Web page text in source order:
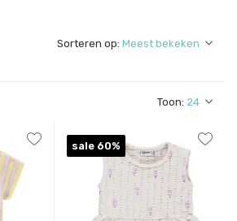
Toon:
Sorteren op:
sale 60%